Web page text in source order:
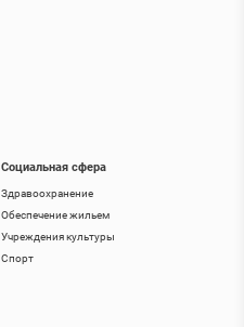
Социальная сфера
Здравоохранение
Обеспечение жильем
Учреждения культуры
Спорт